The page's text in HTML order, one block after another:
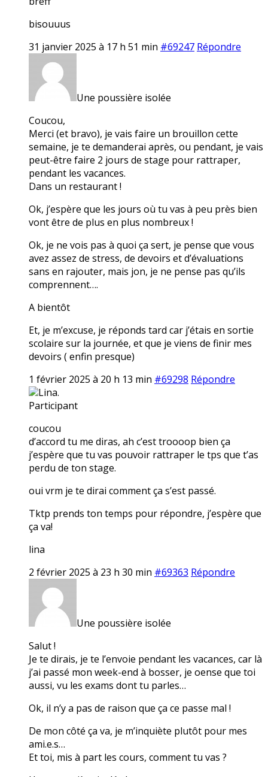
bisouuus
31 janvier 2025 à 17 h 51 min #69247 Répondre
Une poussière isolée
Coucou,
Merci (et bravo), je vais faire un brouillon cette
semaine, je te demanderai après, ou pendant, je vais
peut-être faire 2 jours de stage pour rattraper,
pendant les vacances.
Dans un restaurant !
Ok, j’espère que les jours où tu vas à peu près bien
vont être de plus en plus nombreux !
Ok, je ne vois pas à quoi ça sert, je pense que vous
avez assez de stress, de devoirs et d’évaluations
sans en rajouter, mais jon, je ne pense pas qu’ils
comprennent….
A bientôt
Et, je m’excuse, je réponds tard car j’étais en sortie
scolaire sur la journée, et que je viens de finir mes
devoirs ( enfin presque)
1 février 2025 à 20 h 13 min #69298 Répondre
Lina.
Participant
coucou
d’accord tu me diras, ah c’est troooop bien ça
j’espère que tu vas pouvoir rattraper le tps que t’as
perdu de ton stage.
oui vrm je te dirai comment ça s’est passé.
Tktp prends ton temps pour répondre, j’espère que
ça va!
lina
2 février 2025 à 23 h 30 min #69363 Répondre
Une poussière isolée
Salut !
Je te dirais, je te l’envoie pendant les vacances, car là
j’ai passé mon week-end à bosser, je oense que toi
aussi, vu les exams dont tu parles…
Ok, il n’y a pas de raison que ça ce passe mal !
De mon côté ça va, je m’inquiète plutôt pour mes
ami.e.s…
Et toi, mis à part les cours, comment tu vas ?